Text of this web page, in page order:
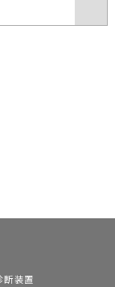
断装置